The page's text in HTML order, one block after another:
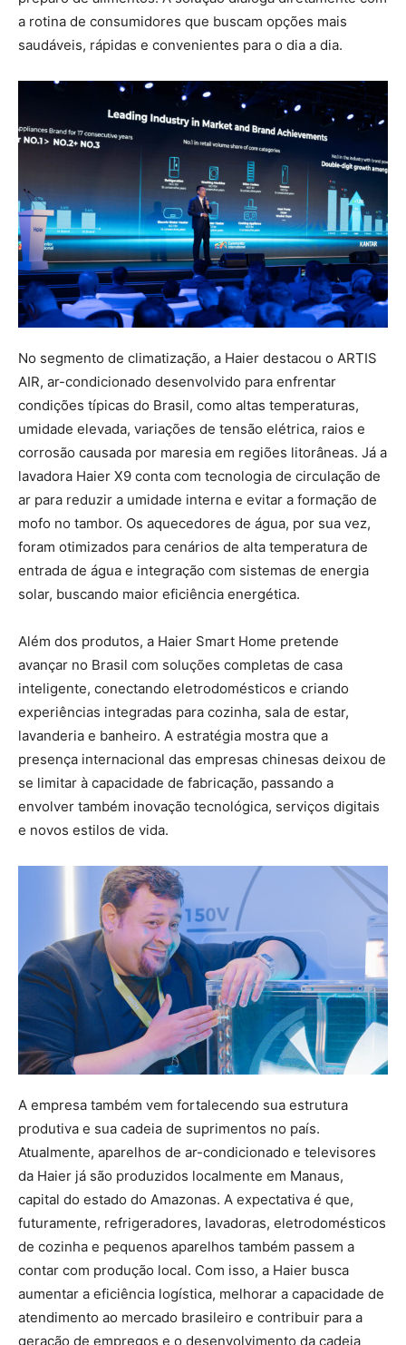
a rotina de consumidores que buscam opções mais
saudáveis, rápidas e convenientes para o dia a dia.
No segmento de climatização, a Haier destacou o ARTIS
AIR, ar-condicionado desenvolvido para enfrentar
condições típicas do Brasil, como altas temperaturas,
umidade elevada, variações de tensão elétrica, raios e
corrosão causada por maresia em regiões litorâneas. Já a
lavadora Haier X9 conta com tecnologia de circulação de
ar para reduzir a umidade interna e evitar a formação de
mofo no tambor. Os aquecedores de água, por sua vez,
foram otimizados para cenários de alta temperatura de
entrada de água e integração com sistemas de energia
solar, buscando maior eficiência energética.
Além dos produtos, a Haier Smart Home pretende
avançar no Brasil com soluções completas de casa
inteligente, conectando eletrodomésticos e criando
experiências integradas para cozinha, sala de estar,
lavanderia e banheiro. A estratégia mostra que a
presença internacional das empresas chinesas deixou de
se limitar à capacidade de fabricação, passando a
envolver também inovação tecnológica, serviços digitais
e novos estilos de vida.
A empresa também vem fortalecendo sua estrutura
produtiva e sua cadeia de suprimentos no país.
Atualmente, aparelhos de ar-condicionado e televisores
da Haier já são produzidos localmente em Manaus,
capital do estado do Amazonas. A expectativa é que,
futuramente, refrigeradores, lavadoras, eletrodomésticos
de cozinha e pequenos aparelhos também passem a
contar com produção local. Com isso, a Haier busca
aumentar a eficiência logística, melhorar a capacidade de
atendimento ao mercado brasileiro e contribuir para a
geração de empregos e o desenvolvimento da cadeia